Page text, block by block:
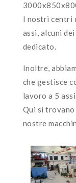
I nostri centri
assi, alcuni
dedicato.
Inoltre,
che gestisce
lavoro a 5
Qui si
nostre